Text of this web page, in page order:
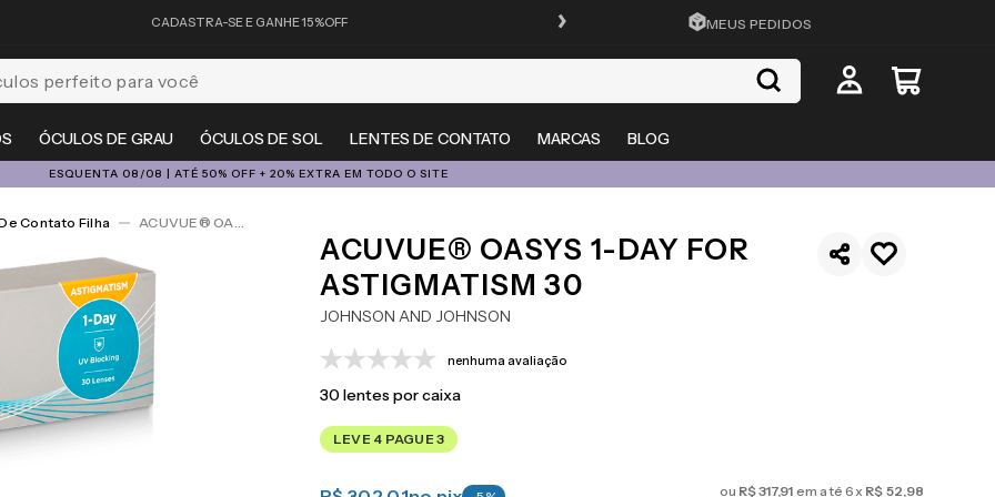
CADASTRA-SE E GANHE 15%OFF FRETE GRÁTIS EM TODO O SITE
MEUS PEDIDOS
ÓCULOS DE GRAU ÓCULOS DE SOL LENTES DE CONTATO MARCAS BLOG
para você
ESQUENTA 08/08 | ATÉ 50% OFF + 20% EXTRA EM TODO O SITE
Contato Filha ACUVUE® OASYS 1-Day For Astigmatism 30
ACUVUE® OASYS 1-DAY FOR
ASTIGMATISM 30
JOHNSON AND JOHNSON
nenhuma avaliação
30lentes por caixa
LEVE 4 PAGUE 3
ou R$317,91 em até6x R$ 52,98